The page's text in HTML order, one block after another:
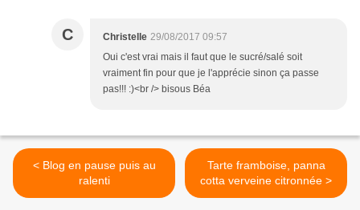
C Christelle 29/08/2017 09:57
Oui c'est vrai mais il faut que le sucré/salé soit
vraiment fin pour que je l'apprécie sinon ça passe
pas!!! :)<br /> bisous Béa
< Blog en pause puis au
ralenti
Tarte framboise, panna
cotta verveine citronnée >